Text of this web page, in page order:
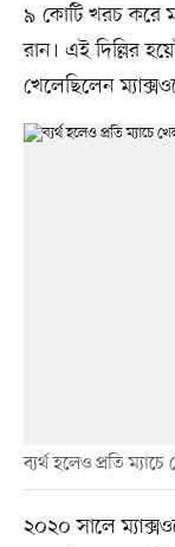
৯ কোটি খরচ করে
রান। এই দিল্লির
খেলেছিলেন
ব্যর্থ হলেও প্রতি
২০২০ সালে